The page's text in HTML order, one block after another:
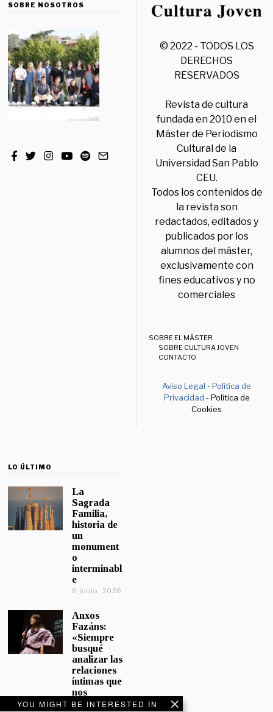
YOU MIGHT BE INTERESTED IN
SOBRE NOSOTROS
© 2022 - TODOS LOS
DERECHOS
RESERVADOS
Revista de cultura
fundada en 2010 en el
Máster de Periodismo
Cultural de la
Universidad San Pablo
CEU.
Todos los contenidos de
la revista son
redactados, editados y
publicados por los
alumnos del máster,
exclusivamente con
fines educativos y no
comerciales
SOBRE EL MÁSTER
SOBRE CULTURA JOVEN
CONTACTO
Aviso Legal -Política de
Privacidad - Política de
Cookies
LO ÚLTIMO
La
Sagrada
Familia,
historia de
un
monument
o
interminabl
e
8 junio, 2026
Anxos
Fazáns:
«Siempre
busqué
analizar las
relaciones
íntimas que
nos
afectan»